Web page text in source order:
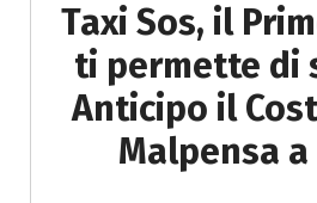
Taxi Sos, il
ti permette di
Anticipo il
Malpensa